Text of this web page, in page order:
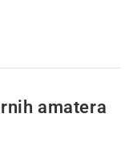
amatera